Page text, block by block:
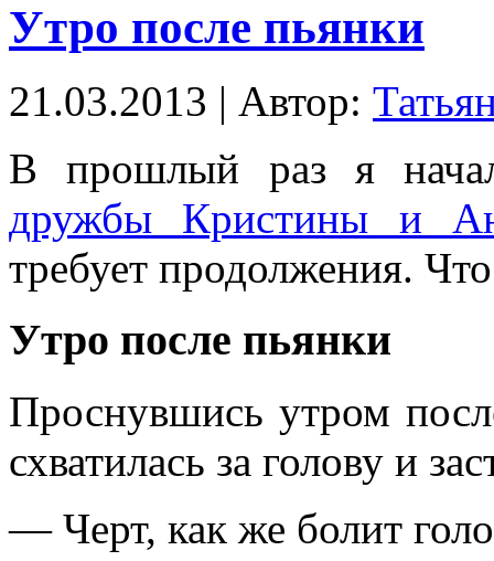
Утро после пьянки
21.03.2013 | Автор:
В прошлый раз я
дружбы Кристины и
требует продолжения.
Утро после пьянки
Проснувшись утром
схватилась за голову и
— Черт, как же болит